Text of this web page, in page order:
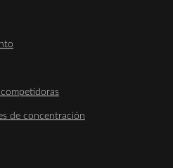
de concentración